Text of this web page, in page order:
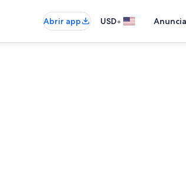
Abrir app USD•